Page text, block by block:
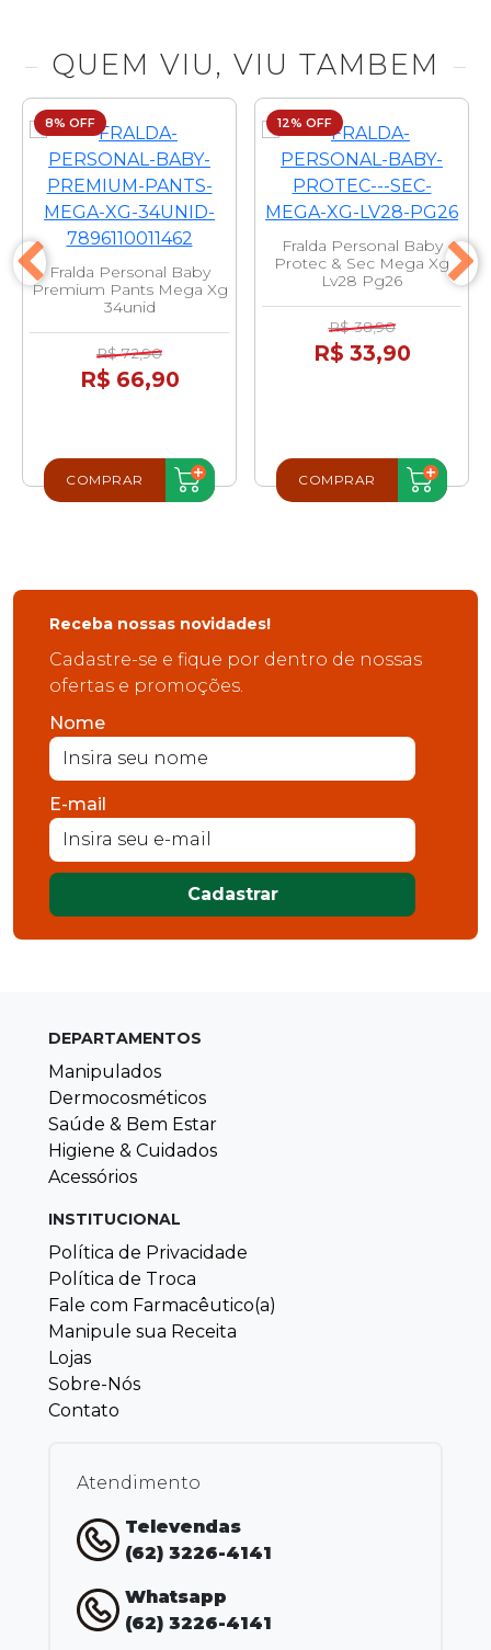
QUEM VIU, VIU TAMBEM
8% OFF
Fralda Personal Baby
Premium Pants Mega Xg
34unid
R$ 72,90
R$ 66,90
COMPRAR
12% OFF
Fralda Personal Baby
Protec & Sec Mega Xg
Lv28 Pg26
R$ 38,90
R$ 33,90
COMPRAR
Receba nossas novidades!
Cadastre-se e fique por dentro de nossas
ofertas e promoções.
Nome
E-mail
Cadastrar
DEPARTAMENTOS
Manipulados
Dermocosméticos
Saúde & Bem Estar
Higiene & Cuidados
Acessórios
INSTITUCIONAL
Política de Privacidade
Política de Troca
Fale com Farmacêutico(a)
Manipule sua Receita
Lojas
Sobre-Nós
Contato
Atendimento
Televendas
(62) 3226-4141
Whatsapp
(62) 3226-4141